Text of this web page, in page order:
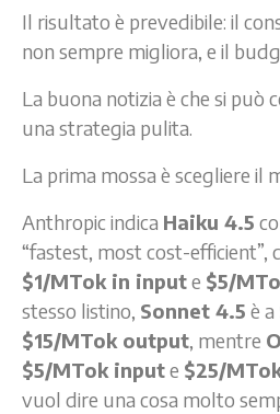
Il risultato è prevedibile: il
non sempre migliora, e il
La buona notizia è che si
una strategia pulita.
La prima mossa è scegliere il
Anthropic indica Haiku 4.5
“fastest, most cost-efficient”,
$1/MTok in inpute $5/
stesso listino, Sonnet 4.5 è a
$15/MTok output, mentre
$5/MTok inpute $25/
vuol dire una cosa molto